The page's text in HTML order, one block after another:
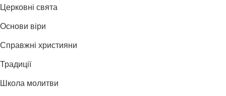
Церковні свята
Основи віри
Справжні християни
Традиції
Школа молитви